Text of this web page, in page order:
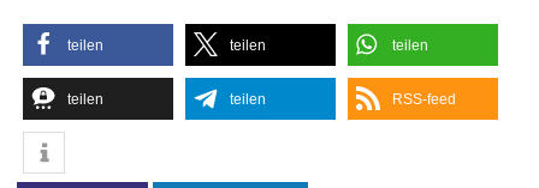
teilen teilen teilen
teilen teilen RSS-feed